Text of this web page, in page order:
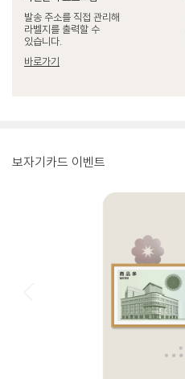
발송 주소를 직접 관리해
라벨지를 출력할 수
있습니다.
바로가기
보자기카드 이벤트